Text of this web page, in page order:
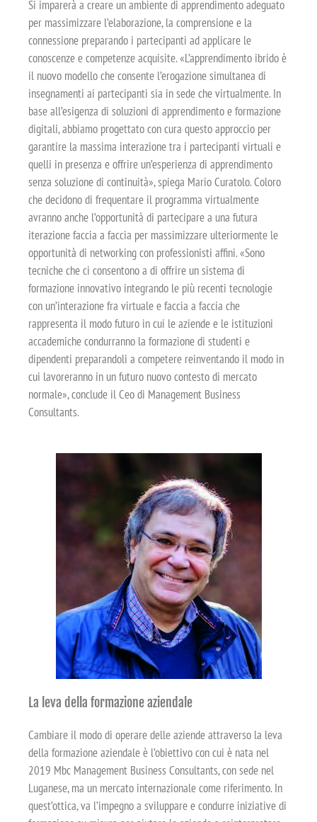
Si imparerà a creare un ambiente di apprendimento adeguato
per massimizzare l’elaborazione, la comprensione e la
connessione preparando i partecipanti ad applicare le
conoscenze e competenze acquisite. «L’apprendimento ibrido è
il nuovo modello che consente l’erogazione simultanea di
insegnamenti ai partecipanti sia in sede che virtualmente. In
base all’esigenza di soluzioni di apprendimento e formazione
digitali, abbiamo progettato con cura questo approccio per
garantire la massima interazione tra i partecipanti virtuali e
quelli in presenza e offrire un’esperienza di apprendimento
senza soluzione di continuità», spiega Mario Curatolo. Coloro
che decidono di frequentare il programma virtualmente
avranno anche l’opportunità di partecipare a una futura
iterazione faccia a faccia per massimizzare ulteriormente le
opportunità di networking con professionisti affini. «Sono
tecniche che ci consentono a di offrire un sistema di
formazione innovativo integrando le più recenti tecnologie
con un’interazione fra virtuale e faccia a faccia che
rappresenta il modo futuro in cui le aziende e le istituzioni
accademiche condurranno la formazione di studenti e
dipendenti preparandoli a competere reinventando il modo in
cui lavoreranno in un futuro nuovo contesto di mercato
normale», conclude il Ceo di Management Business
Consultants.
La leva della formazione aziendale
Cambiare il modo di operare delle aziende attraverso la leva
della formazione aziendale è l’obiettivo con cui è nata nel
2019 Mbc Management Business Consultants, con sede nel
Luganese, ma un mercato internazionale come riferimento. In
quest’ottica, va l’impegno a sviluppare e condurre iniziative di